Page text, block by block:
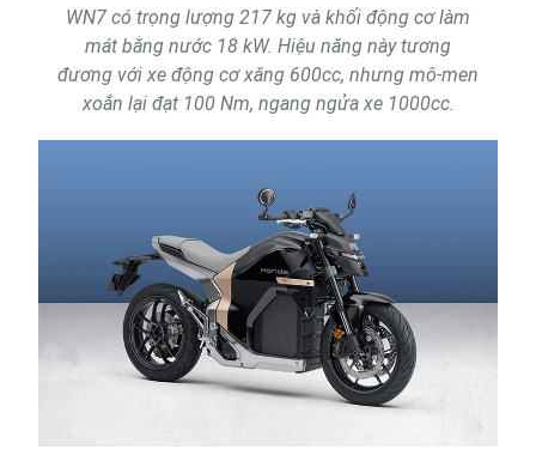
WN7 có trọng lượng 217 kg và khối động cơ làm
mát bằng nước 18 kW. Hiệu năng này tương
đương với xe động cơ xăng 600cc, nhưng mô-men
xoắn lại đạt 100 Nm, ngang ngửa xe 1000cc.